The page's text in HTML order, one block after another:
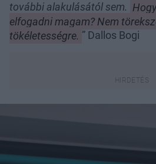
további alakulásától sem.
elfogadni magam? Nem
tökéletességre. ” Dallos Bogi